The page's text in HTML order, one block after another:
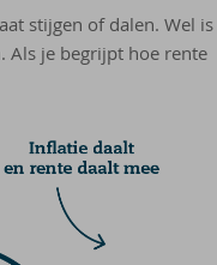
stijgen of dalen. Wel is
Als je begrijpt hoe rente